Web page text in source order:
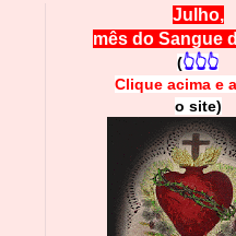
Julho,
mês do Sangue
(👆👆👆
Clique acima e a
o site)